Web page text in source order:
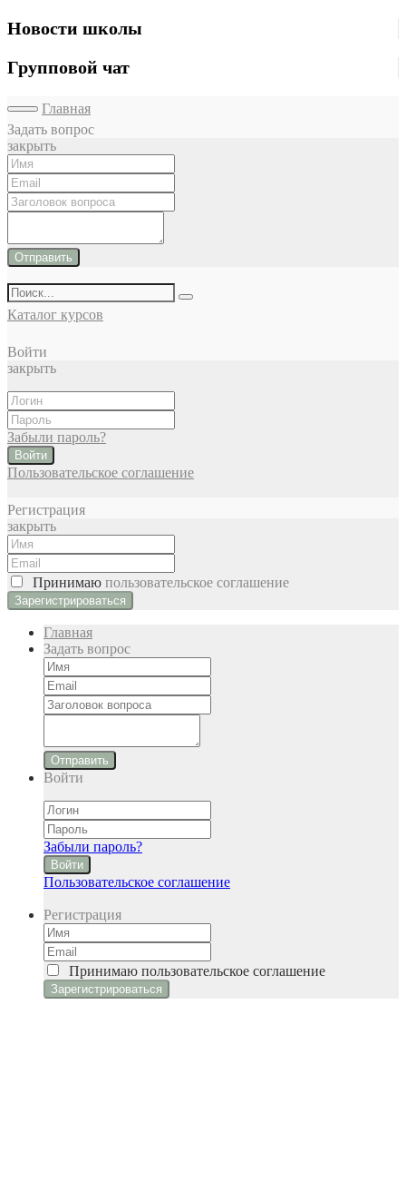
Новости школы
Групповой чат
Главная
Задать вопрос
закрыть
Отправить
Каталог курсов
Войти
закрыть
Забыли пароль?
Войти
Пользовательское соглашение
Регистрация
закрыть
Принимаю пользовательское соглашение
Главная
Задать вопрос
Отправить
Войти
Забыли пароль?
Войти
Пользовательское соглашение
Регистрация
Принимаю пользовательское соглашение